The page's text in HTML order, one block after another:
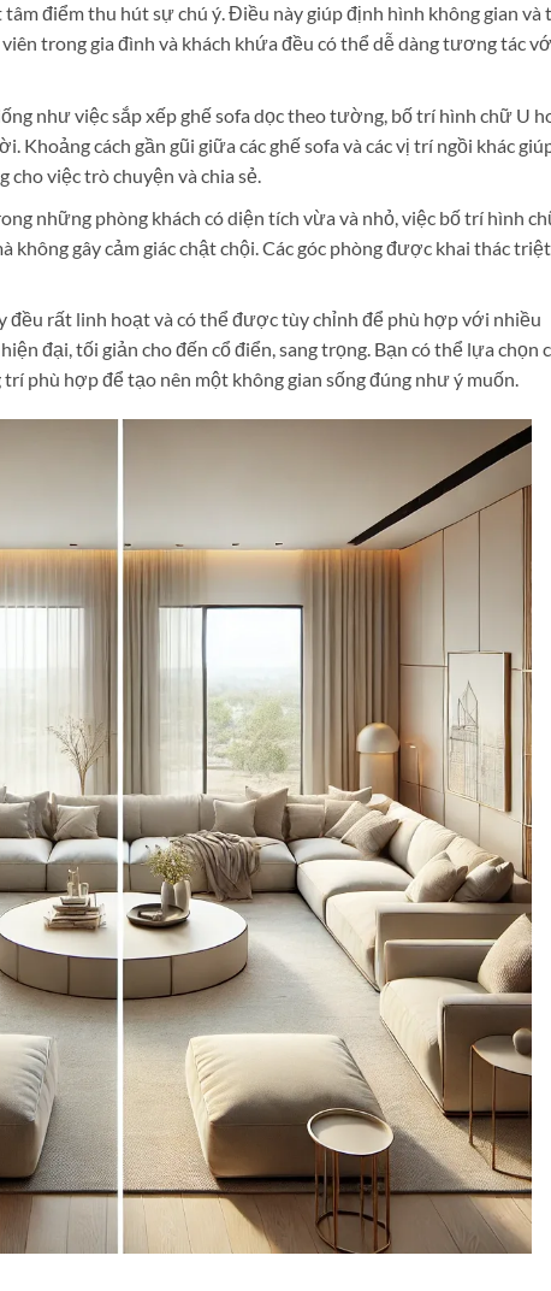
điểm thu hút sự chú ý. Điều này giúp định hình không gian và
trong gia đình và khách khứa đều có thể dễ dàng tương tác
như việc sắp xếp ghế sofa dọc theo tường, bố trí hình chữ U
Khoảng cách gần gũi giữa các ghế sofa và các vị trí ngồi khác
cho việc trò chuyện và chia sẻ.
những phòng khách có diện tích vừa và nhỏ, việc bố trí hình
không gây cảm giác chật chội. Các góc phòng được khai thác triệt
đều rất linh hoạt và có thể được tùy chỉnh để phù hợp với nhiều
đại, tối giản cho đến cổ điển, sang trọng. Bạn có thể lựa chọn
phù hợp để tạo nên một không gian sống đúng như ý muốn.